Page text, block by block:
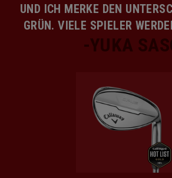
UND ICH MERKE DEN
GRÜN. VIELE SPIELER